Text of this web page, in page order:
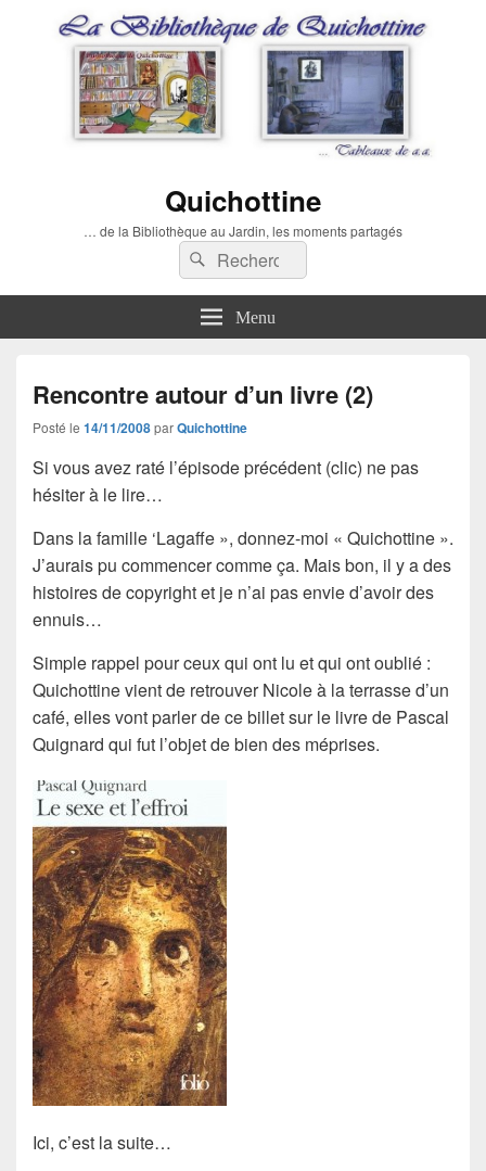
Quichottine
… de la Bibliothèque au Jardin, les moments partagés
Recherche :
Rechercher
Menu
Rencontre autour d’un livre (2)
Posté le 14/11/2008parQuichottine
Si vous avez raté l’épisode précédent (clic) ne pas
hésiter à le lire…
Dans la famille ‘Lagaffe », donnez-moi « Quichottine ».
J’aurais pu commencer comme ça. Mais bon, il y a des
histoires de copyright et je n’ai pas envie d’avoir des
ennuis…
Simple rappel pour ceux qui ont lu et qui ont oublié :
Quichottine vient de retrouver Nicole à la terrasse d’un
café, elles vont parler de ce billet sur le livre de Pascal
Quignard qui fut l’objet de bien des méprises.
Ici, c’est la suite…